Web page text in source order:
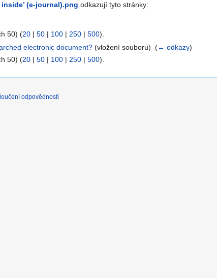
(e-journal).png odkazují tyto stránky:
50) (20 | 50 | 100 | 250 | 500).
electronic document? (vložení souboru) ‎(← odkazy)
50) (20 | 50 | 100 | 250 | 500).
odpovědnosti